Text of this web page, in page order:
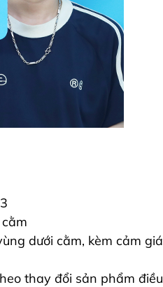
dưới cằm, kèm cảm
thay đổi sản phẩm